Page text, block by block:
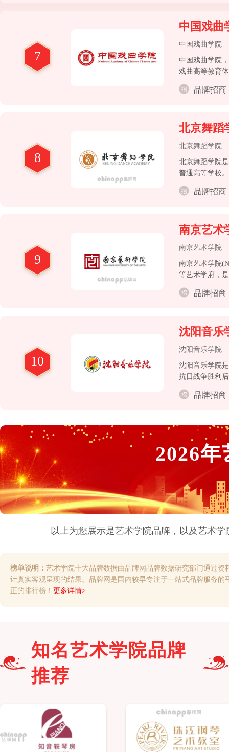
7
中国戏曲
中国戏曲学院
中国戏曲学院
戏曲高等教育
品牌招商
8
北京舞蹈
北京舞蹈学院
北京舞蹈学院
普通高等学校
院批准正式成
学。学院具有
品牌招商
9
南京艺术
南京艺术学院
南京艺术学院
等艺术学府，
划建设高校，
品牌招商
10
沈阳音乐
沈阳音乐学院
沈阳音乐学院
抗日战争胜利
品牌招商
2026年
以上为您展示是艺术学院品牌，以及艺术学
榜单说明： 艺术学院十大品牌数据由品牌网品牌数据研究部门通过
计真实客观呈现的结果。品牌网是国内较早专注于一站式品牌服务
正的排行榜！ 更多详情>
知名艺术学院品牌
推荐